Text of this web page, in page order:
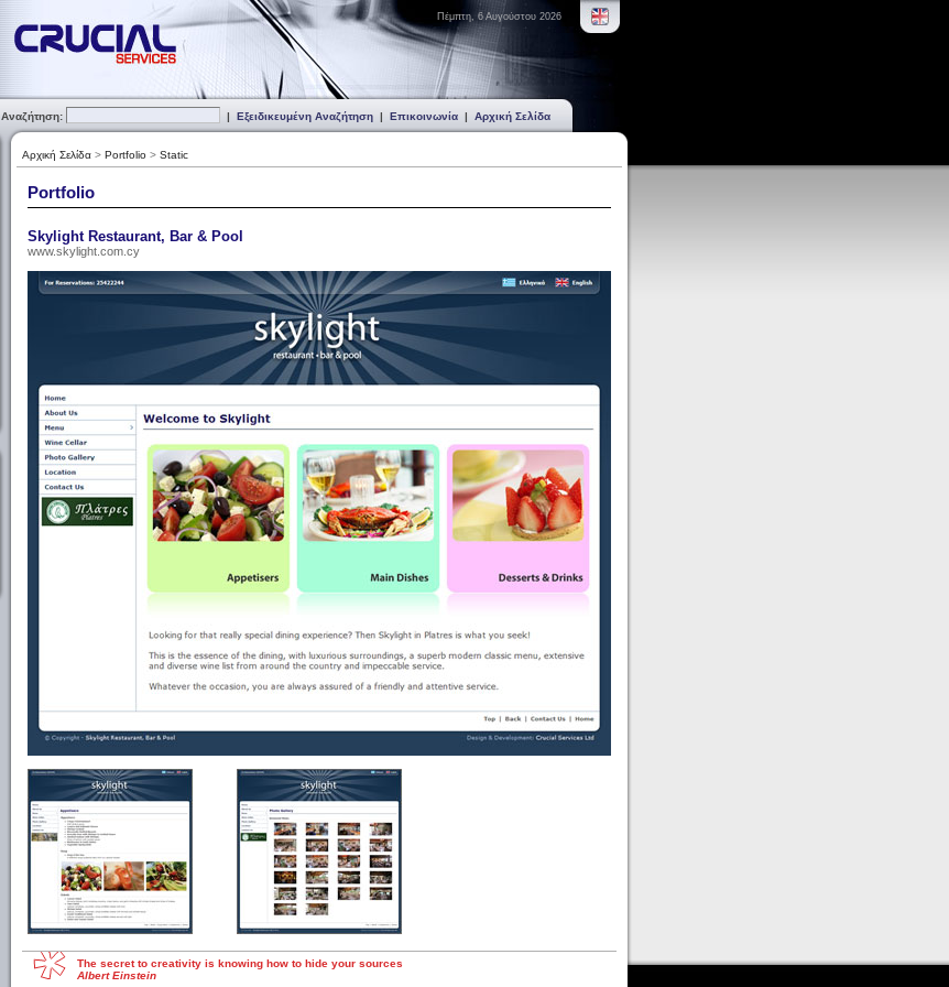
Πέμπτη, 6 Αυγούστου 2026
Αναζήτηση: | Εξειδικευμένη Αναζήτηση | Επικοινωνία | Αρχική Σελίδα
Αρχική Σελίδα > Portfolio > Static
Portfolio
Skylight Restaurant, Bar & Pool
www.skylight.com.cy
The secret to creativity is knowing how to hide your sources
Albert Einstein